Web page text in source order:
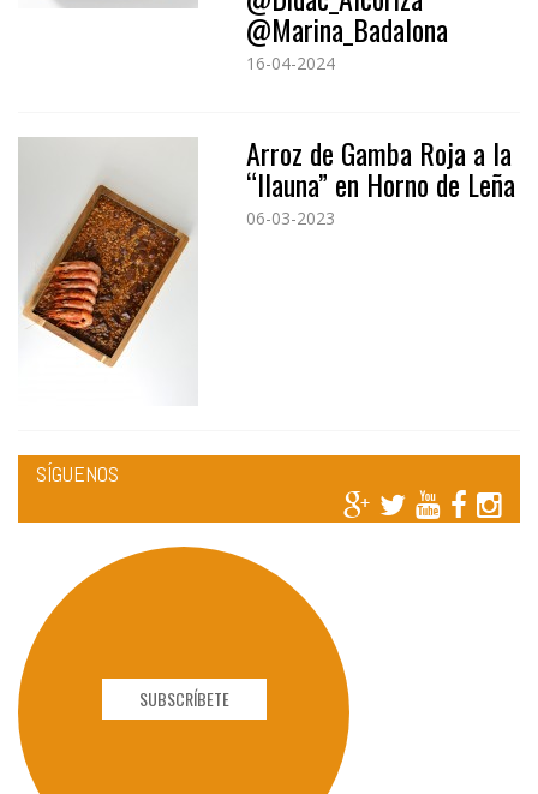
@Marina_Badalona
16-04-2024
Arroz de Gamba Roja a la
“llauna” en Horno de Leña
06-03-2023
SÍGUENOS
SUBSCRÍBETE